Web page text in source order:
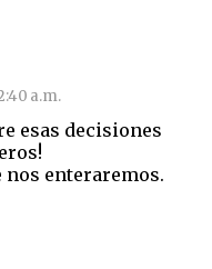
a.m.
esas decisiones
nos enteraremos.